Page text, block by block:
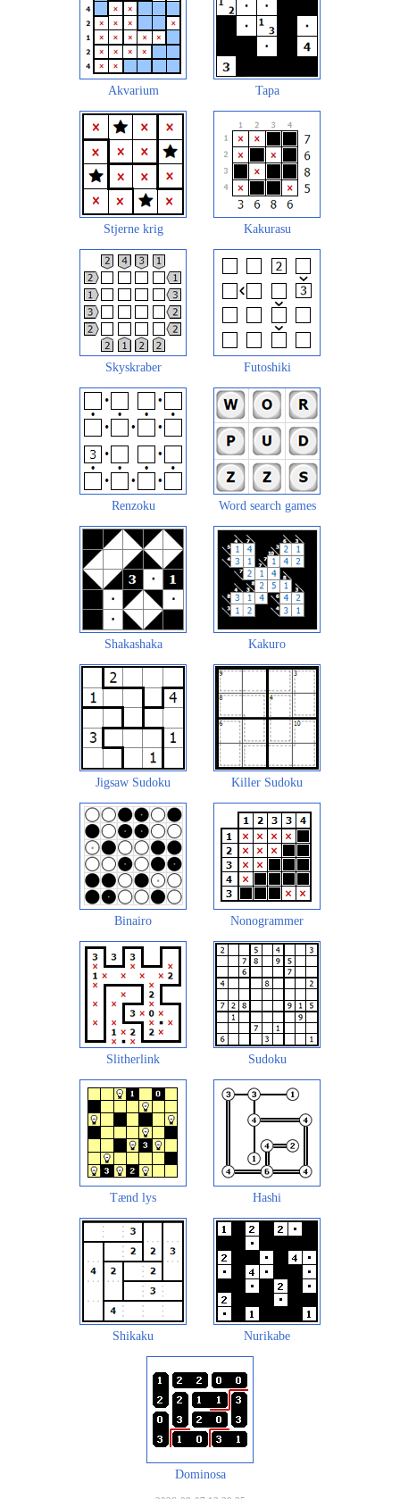
Akvarium Tapa
Stjerne krig Kakurasu
Skyskraber Futoshiki
Renzoku Word search games
Shakashaka Kakuro
Jigsaw Sudoku Killer Sudoku
Binairo Nonogrammer
Slitherlink Sudoku
Tænd lys Hashi
Shikaku Nurikabe
Dominosa